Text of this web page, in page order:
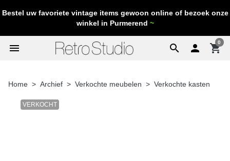
Bestel uw favoriete vintage items gewoon online of bezoek onze
winkel in Purmerend ~
search
menu  shopping_cart
0
Home Archief Verkochte meubelen Verkochte kasten
VERKOCHT